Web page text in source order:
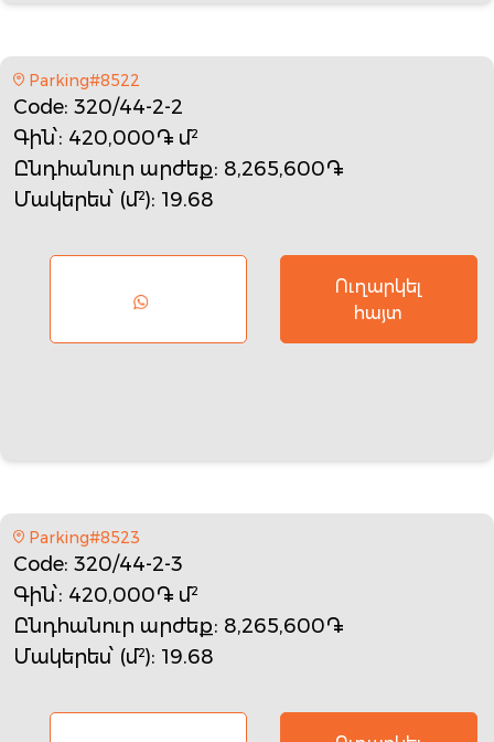
Parking#8522
Code: 320/44-2-2
Գին՝: 420,000֏ մ²
Ընդհանուր արժեք: 8,265,600֏
Մակերես՝ (մ²): 19.68
Ուղարկել
հայտ
Parking#8523
Code: 320/44-2-3
Գին՝: 420,000֏ մ²
Ընդհանուր արժեք: 8,265,600֏
Մակերես՝ (մ²): 19.68